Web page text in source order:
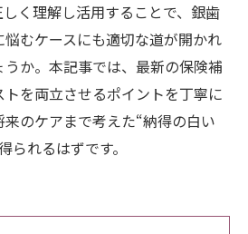
く理解し活用することで、銀歯
むケースにも適切な道が開かれ
か。本記事では、最新の保険補
を両立させるポイントを丁寧に
のケアまで考えた“納得の白い
られるはずです。